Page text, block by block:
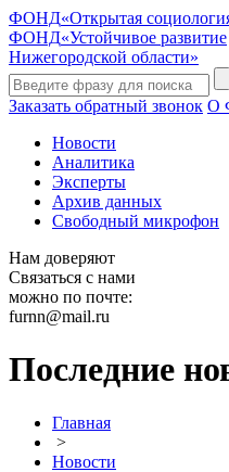
ФОНД«Открытая
ФОНД«Устойчивое развитие
Нижегородской области»
Заказать обратный звонок О
Новости
Аналитика
Эксперты
Архив данных
Свободный микрофон
Нам доверяют
Связаться с нами
можно по почте:
furnn@mail.ru
Последние
Главная
>
Новости